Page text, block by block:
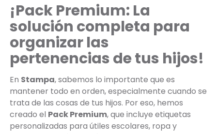
¡Pack Premium: La
solución completa para
organizar las
pertenencias de tus hijos!
En Stampa, sabemos lo importante que es
mantener todo en orden, especialmente cuando se
trata de las cosas de tus hijos. Por eso, hemos
creado el Pack Premium, que incluye etiquetas
personalizadas para útiles escolares, ropa y